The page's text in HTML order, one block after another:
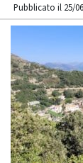
Pubblicato il 25/